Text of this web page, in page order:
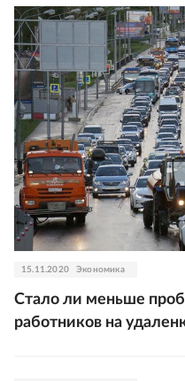
15.11.2020 Экономика
Стало ли меньше
работников на